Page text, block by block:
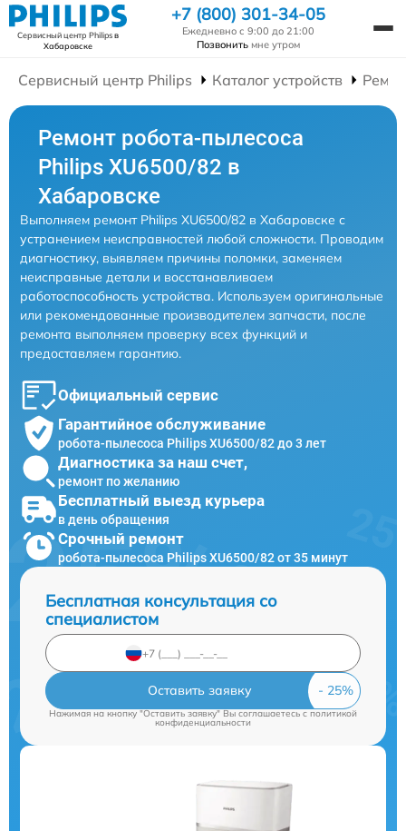
Сервисный центр Philipsв
Хабаровске
+7 (800) 301-34-05
Ежедневно с 9:00 до 21:00
Позвонить мне утром
Сервисный центр Philips Каталог устройств
Ремонт робота-пылесоса
Philips XU6500/82 в
Хабаровске
Выполняем ремонт Philips XU6500/82 в Хабаровске с
устранением неисправностей любой сложности. Проводим
диагностику, выявляем причины поломки, заменяем
неисправные детали и восстанавливаем
работоспособность устройства. Используем оригинальные
или рекомендованные производителем запчасти, после
ремонта выполняем проверку всех функций и
предоставляем гарантию.
Официальный сервис
Гарантийное обслуживание
робота-пылесоса Philips XU6500/82 до 3 лет
Диагностика за наш счет,
ремонт по желанию
Бесплатный выезд курьера
в день обращения
Срочный ремонт
робота-пылесоса Philips XU6500/82 от 35 минут
Бесплатная консультация со
специалистом
Оставить заявку
Нажимая на кнопку "Оставить заявку" Вы соглашаетесь c политикой
конфиденциальности